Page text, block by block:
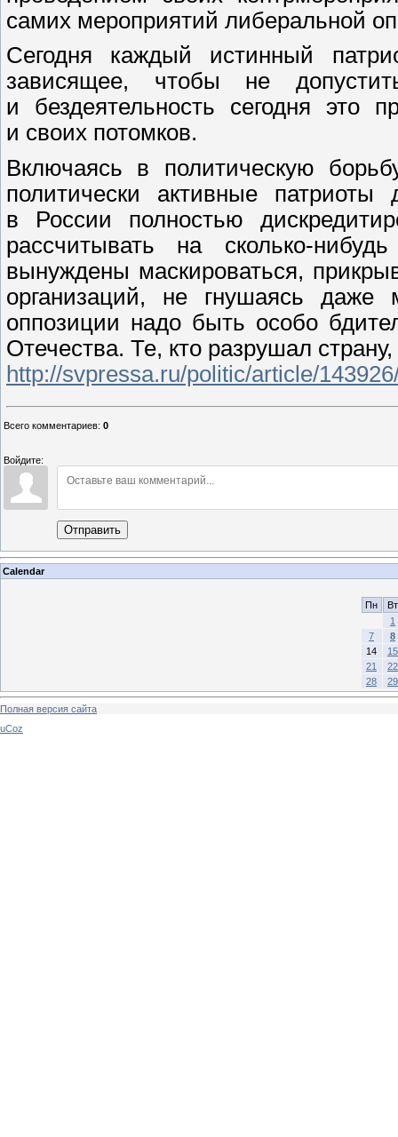
самих мероприятий либеральной
Сегодня каждый истинный
зависящее, чтобы не
и бездеятельность сегодня это
и своих потомков.
Включаясь в политическую
политически активные
в России полностью
рассчитывать на сколько-
вынуждены маскироваться,
организаций, не гнушаясь даже
оппозиции надо быть особо
Отечества. Те, кто разрушал
http://svpressa.ru/politic/article/1439
Всего комментариев: 0
Войдите:
Отправить
Calendar
Пн
Вт
1
7
8
14
15
21
22
28
29
Полная версия сайта
uCoz